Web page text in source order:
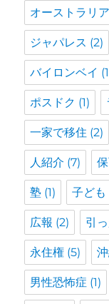
オーストラリ
ジャパレス (2)
バイロンベイ
ポスドク (1)
一家で移住 (2)
人紹介 (7)
塾 (1) 子ども
広報 (2) 引
永住権 (5)
男性恐怖症 (1)